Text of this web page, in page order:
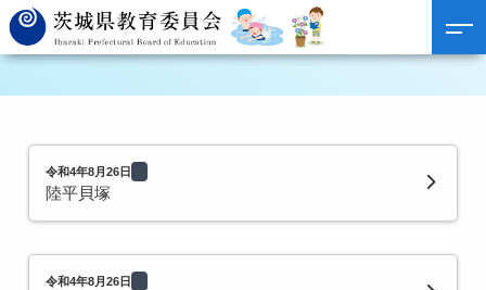
令和4年8月26日
陸平貝塚
令和4年8月26日